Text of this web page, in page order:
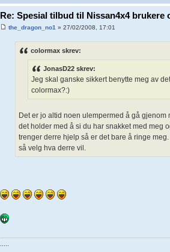
Re: Spesial tilbud til Nissan4x4 brukere
the_dragon_no1 » 27/02/2008, 17:01
colormax skrev:
JonasD22 skrev:
Jeg skal ganske sikkert benytte meg av
colormax?:)
Det er jo altid noen ulempermed å gå
det holder med å si du har snakket med meg
trenger derre hjelp så er det bare å ringe meg.
så velg hva derre vil.